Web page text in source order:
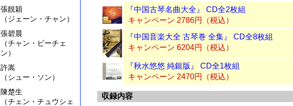
張靚穎
（ジェーン・チャン）
張碧晨
（チャン・ビーチェ
ン）
許嵩
（シュー・ソン）
陳楚生
（チェン・チュウシェ
『中国古琴名曲大全』 CD全2枚組
キャンペーン 2786円（税込）
『中国音楽大全 古琴巻 全集』 CD全8枚組
キャンペーン 6204円（税込）
『秋水悠悠 純銀版』 CD全1枚組
キャンペーン 2470円（税込）
収録内容